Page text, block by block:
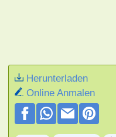
Herunterladen
Online Anmalen